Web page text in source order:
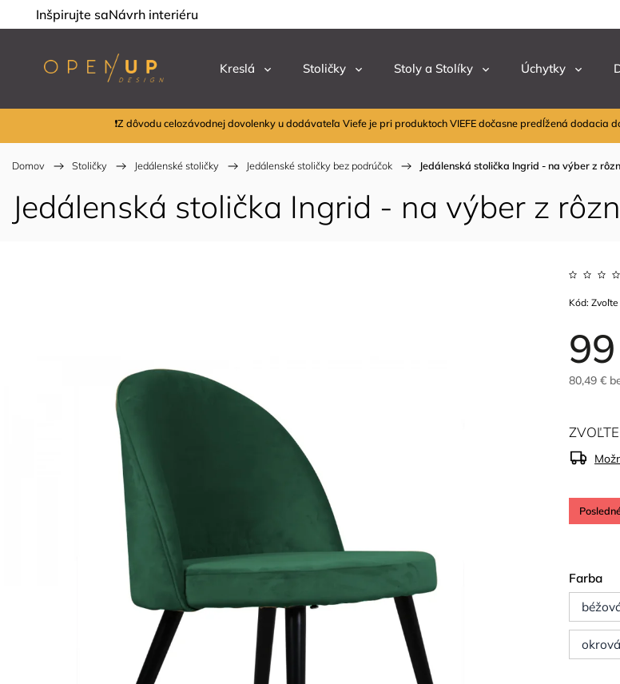
Inšpirujte saNávrh interiéru
Kreslá Stoličky Stoly a Stolíky Úchytky
❗Z dôvodu celozávodnej dovolenky u dodávateľa Viefe je pri produktoch VIEFE dočasne predĺžená
Domov / Stoličky / Jedálenské stoličky / Jedálenské stoličky bez podrúčok / Jedálenská stolička Ingrid - na výber z
Jedálenská stolička Ingrid - na výber z
80,49 €
Kód:
Farba
okrová